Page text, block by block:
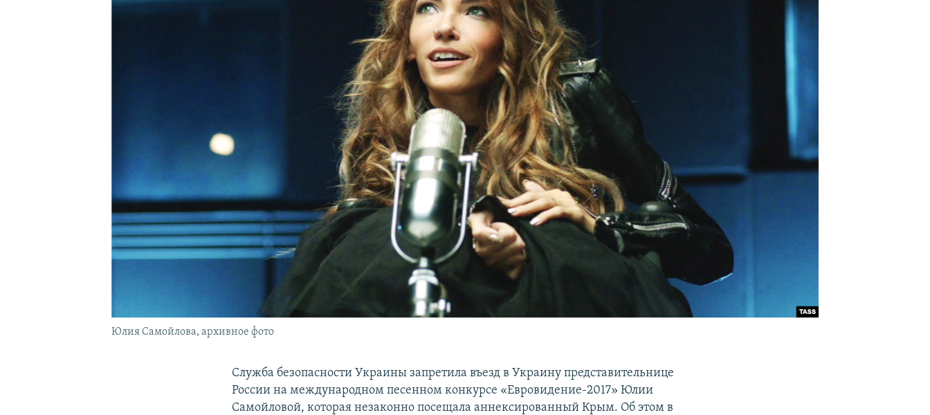
Юлия Самойлова, архивное фото
Служба безопасности Украины запретила въезд в Украину представительнице
России на международном песенном конкурсе «Евровидение-2017» Юлии
Самойловой, которая незаконно посещала аннексированный Крым. Об этом в